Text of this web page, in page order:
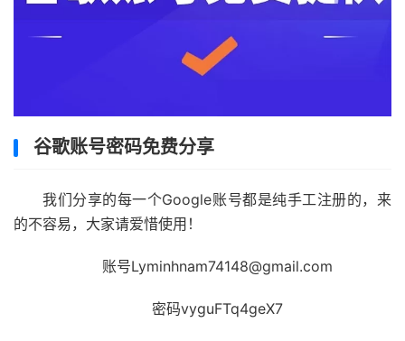
谷歌账号密码免费分享
我们分享的每一个Google账号都是纯手工注册的，来
的不容易，大家请爱惜使用！
账号Lyminhnam74148@gmail.com
密码vyguFTq4geX7